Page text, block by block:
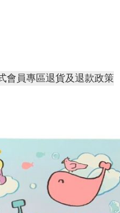
會員專區退貨及退款政策